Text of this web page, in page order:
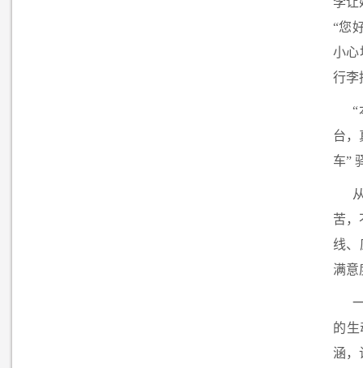
“您
小心
行李
“
台，
车”
苦，
线、
满意
的
涵，